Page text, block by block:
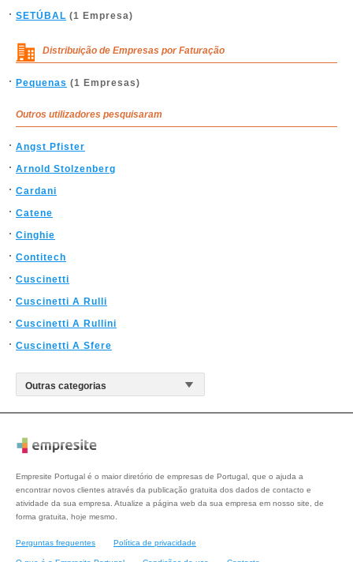
SETÚBAL (1 Empresa)
Distribuição de Empresas por Faturação
Pequenas (1 Empresas)
Outros utilizadores pesquisaram
Angst Pfister
Arnold Stolzenberg
Cardani
Catene
Cinghie
Contitech
Cuscinetti
Cuscinetti A Rulli
Cuscinetti A Rullini
Cuscinetti A Sfere
Empresite Portugal é o maior diretório de empresas de Portugal, que o ajuda a
encontrar novos clientes através da publicação gratuita dos dados de contacto e
atividade da sua empresa. Atualize a página web da sua empresa em nosso site, de
forma gratuita, hoje mesmo.
Perguntas frequentes Política de privacidade